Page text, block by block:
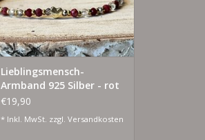
Lieblingsmensch-
Armband 925 Silber - rot
€19,90
* Inkl. MwSt. zzgl. Versandkosten